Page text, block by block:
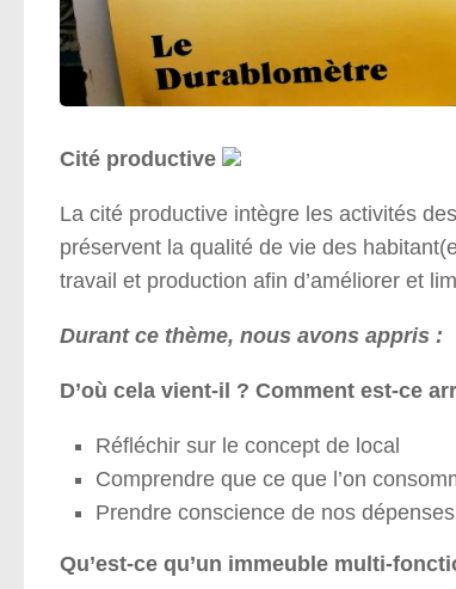
Cité productive
La cité productive intègre les activités
préservent la qualité de vie des
travail et production afin d’améliorer et
Durant ce thème, nous avons appris :
D’où cela vient-il ? Comment est-ce
Réfléchir sur le concept de local
Comprendre que ce que l’on
Prendre conscience de nos
Qu’est-ce qu’un immeuble multi-